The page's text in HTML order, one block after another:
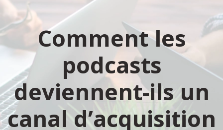
Comment les
podcasts
deviennent-ils un
canal d’acquisition